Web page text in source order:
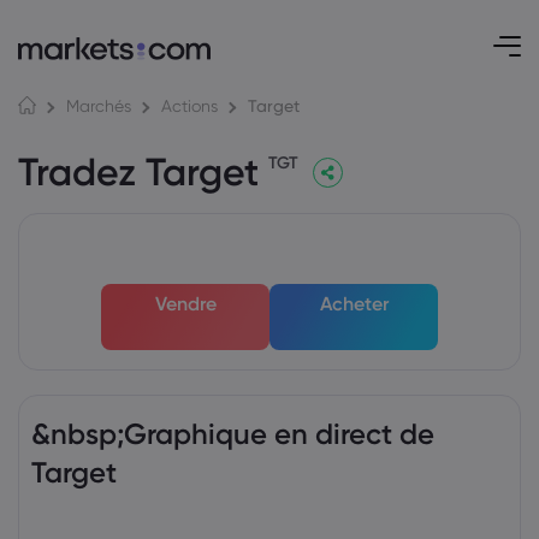
Marchés Actions Target
Tradez Target TGT
Vendre Acheter
&nbsp;Graphique en direct de
Target